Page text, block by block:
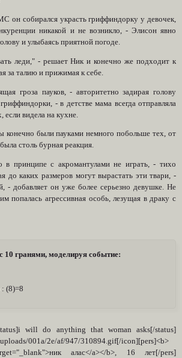
он собирался украсть гриффиндорку у девочек,
никакой и не возникло, - Элисон явно
и улыбаясь приятной погоде.
леди," - решает Ник и конечно же подходит к
за талию и прижимая к себе.
гроза пауков, - авторитетно задирая голову
- в детстве мама всегда отправляла
если видела на кухне.
конечно были пауками немного побольше тех, от
столь бурная реакция.
в принципе с акромантулами не играть, - тихо
до каких размеров могут вырастать эти твари, -
- добавляет он уже более серьезно девушке. Не
попалась агрессивная особь, лезущая в драку с
10 гранями, моделируя событие:
: (8)=8
will do anything that woman asks[/status]
001a/2e/af/947/310894.gif[/icon][pers]<b>
алас</a></b>, 16 лет[/pers]